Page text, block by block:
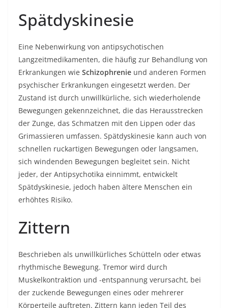
Spätdyskinesie
Eine Nebenwirkung von antipsychotischen
Langzeitmedikamenten, die häufig zur Behandlung von
Erkrankungen wie Schizophrenie und anderen Formen
psychischer Erkrankungen eingesetzt werden. Der
Zustand ist durch unwillkürliche, sich wiederholende
Bewegungen gekennzeichnet, die das Herausstrecken
der Zunge, das Schmatzen mit den Lippen oder das
Grimassieren umfassen. Spätdyskinesie kann auch von
schnellen ruckartigen Bewegungen oder langsamen,
sich windenden Bewegungen begleitet sein. Nicht
jeder, der Antipsychotika einnimmt, entwickelt
Spätdyskinesie, jedoch haben ältere Menschen ein
erhöhtes Risiko.
Zittern
Beschrieben als unwillkürliches Schütteln oder etwas
rhythmische Bewegung. Tremor wird durch
Muskelkontraktion und -entspannung verursacht, bei
der zuckende Bewegungen eines oder mehrerer
Körperteile auftreten. Zittern kann jeden Teil des